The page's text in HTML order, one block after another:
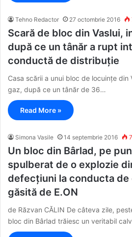
Tehno Redactor 27 octombrie 2016
Scară de bloc din Vaslui,
după ce un tânăr a rupt
conductă de distribuție
Casa scării a unui bloc de locuințe
gaz, după ce un tânăr de 36…
Read More »
Simona Vasile 14 septembrie 2016
Un bloc din Bârlad, pe
spulberat de o explozie
defecțiuni la conducta de
găsită de E.ON
de Răzvan CĂLIN De câteva zile,
bloc din Bârlad trăiesc un veritabil